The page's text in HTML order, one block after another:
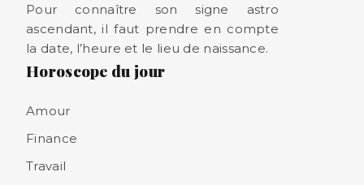
Pour connaître son signe astro
ascendant, il faut prendre en compte
la date, l’heure et le lieu de naissance.
Horoscope du jour
Amour
Finance
Travail